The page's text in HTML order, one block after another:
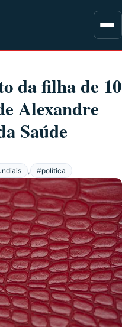
da filha de 10
Alexandre
Saúde
, #política